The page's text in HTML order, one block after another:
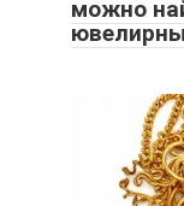
можно